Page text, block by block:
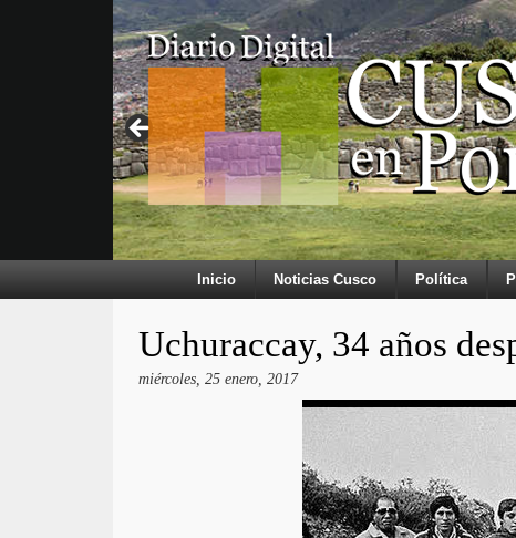
Inicio Noticias Cusco Política
Uchuraccay, 34 años
miércoles, 25 enero, 2017